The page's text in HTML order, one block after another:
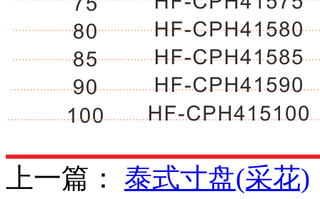
上一篇： 泰式寸盘(采花)